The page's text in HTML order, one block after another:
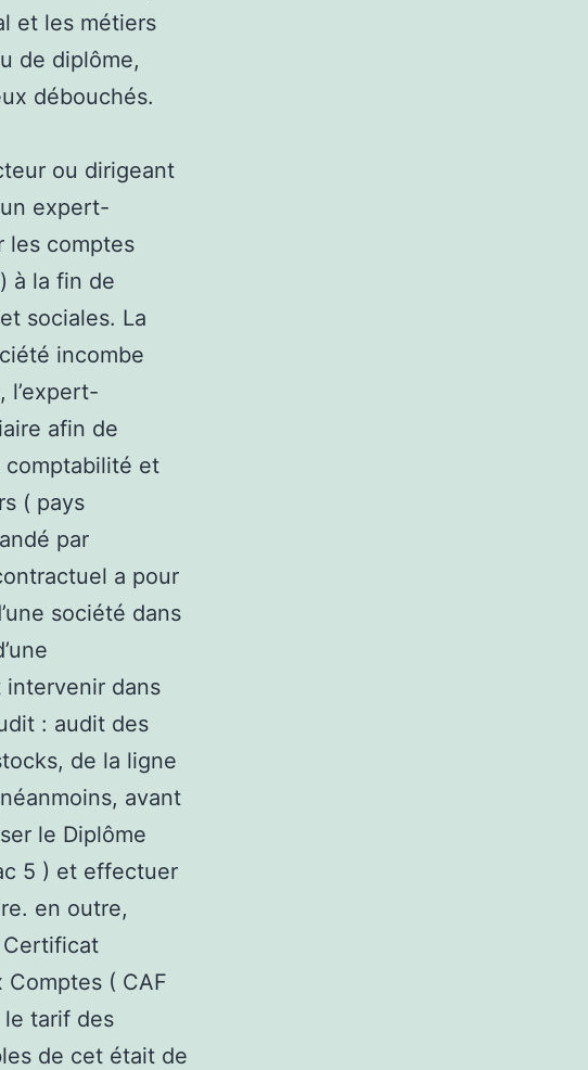
et les métiers
de diplôme,
débouchés.
ou dirigeant
expert-
les comptes
à la fin de
sociales. La
incombe
l’expert-
afin de
comptabilité et
( pays
par
a pour
société dans
intervenir dans
: audit des
de la ligne
avant
le Diplôme
5 ) et effectuer
en outre,
Certificat
Comptes ( CAF
le tarif des
de cet était de